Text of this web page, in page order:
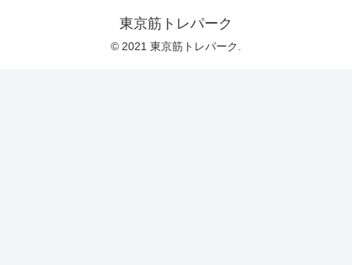
東京筋トレパーク
© 2021 東京筋トレパーク.